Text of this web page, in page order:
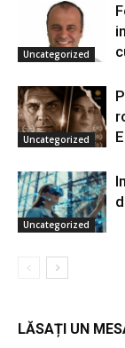
Uncategorized
Uncategorized
Uncategorized
LĂSAȚI UN